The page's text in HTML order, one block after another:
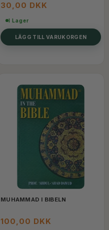
30,00 DKK
I Lager
LÄGG TILL VARUKORGEN
MUHAMMAD I BIBELN
100,00 DKK